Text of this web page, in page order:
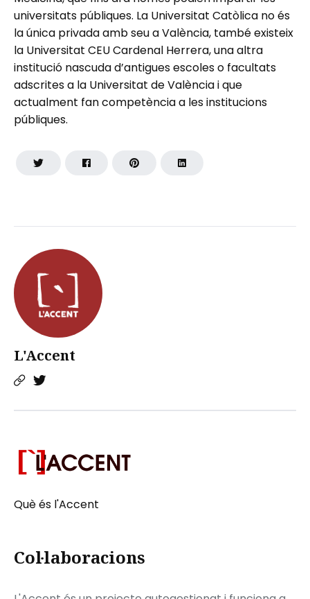
L'Accent
universitats públiques. La Universitat Catòlica no és
la única privada amb seu a València, també existeix
la Universitat CEU Cardenal Herrera, una altra
institució nascuda d’antigues escoles o facultats
adscrites a la Universitat de València i que
actualment fan competència a les institucions
públiques.
Què és l'Accent
Col·laboracions